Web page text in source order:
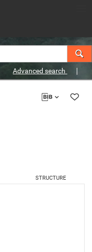
Advanced search
STRUCTURE